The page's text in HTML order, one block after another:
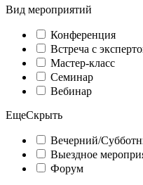
Вид мероприятий
Конференция
Встреча с
Мастер-класс
Семинар
Вебинар
ЕщеСкрыть
Вечерний/
Выездное
Форум